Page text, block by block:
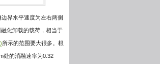
界水平速度为左右两侧
化卸载的载荷，相当于
所示的范围要大很多。根
处的消融速率为0.32